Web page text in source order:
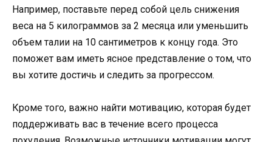
Например, поставьте перед собой цель снижения
веса на 5 килограммов за 2 месяца или уменьшить
объем талии на 10 сантиметров к концу года. Это
поможет вам иметь ясное представление о том, что
вы хотите достичь и следить за прогрессом.
Кроме того, важно найти мотивацию, которая будет
поддерживать вас в течение всего процесса